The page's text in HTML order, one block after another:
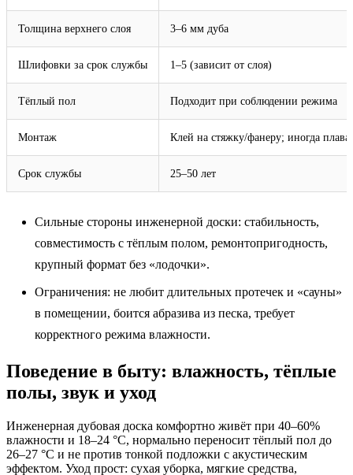
Толщина верхнего слоя 3–6 мм дуба
Шлифовки за срок службы 1–5 (зависит от слоя)
Тёплый пол Подходит при соблюдении режима
Монтаж Клей на стяжку/фанеру; иногда
Срок службы 25–50 лет
Сильные стороны инженерной доски: стабильность,
совместимость с тёплым полом, ремонтопригодность,
крупный формат без «лодочки».
Ограничения: не любит длительных протечек и «сауны»
в помещении, боится абразива из песка, требует
корректного режима влажности.
Поведение в быту: влажность, тёплые
полы, звук и уход
Инженерная дубовая доска комфортно живёт при 40–60%
влажности и 18–24 °C, нормально переносит тёплый пол до
26–27 °C и не против тонкой подложки с акустическим
эффектом. Уход прост: сухая уборка, мягкие средства,